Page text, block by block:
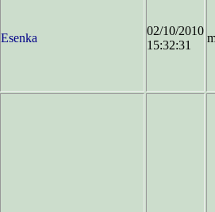
Esenka
02/10/2010
15:32:31